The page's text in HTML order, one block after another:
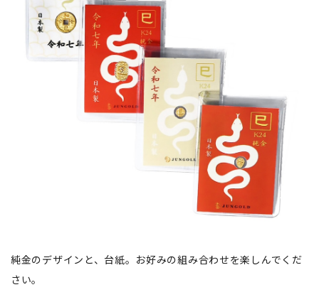
純金のデザインと、台紙。お好みの組み合わせを楽しんでくだ
さい。